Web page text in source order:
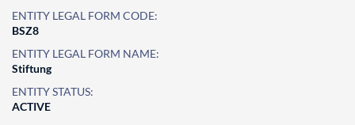
ENTITY LEGAL FORM CODE:
BSZ8
ENTITY LEGAL FORM NAME:
Stiftung
ENTITY STATUS:
ACTIVE